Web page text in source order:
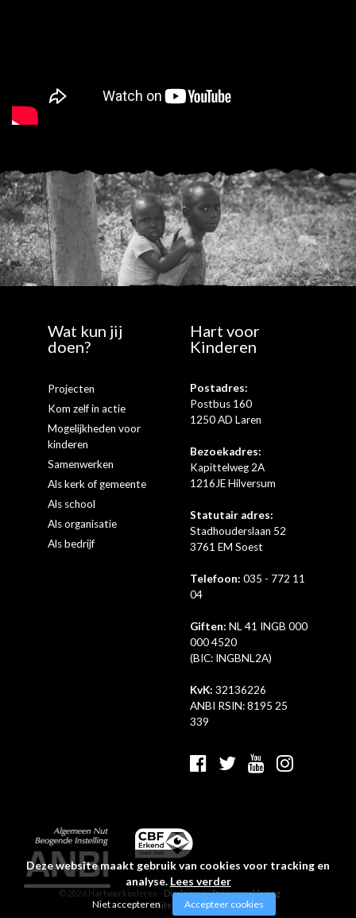
Achternaam *
Geboortedatum
Nederland
E-mailadres *
Telefoonnummer
Ja, ik blijf graag op de hoogte van jullie hulp aan kinderen
wereldwijd. Ik kan mij altijd weer afmelden.
Nee, houd mij niet op de hoogte.
Verzenden
Ga terug
Wat kun jij
doen?
Projecten
Kom zelf in actie
Mogelijkheden voor
kinderen
Samenwerken
Als kerk of gemeente
Als school
Als organisatie
Als bedrijf
Hart voor
Kinderen
Postadres:
Postbus 160
1250 AD Laren
Bezoekadres:
Kapittelweg 2A
1216JE Hilversum
Statutair adres:
Stadhouderslaan 52
3761 EM Soest
Telefoon: 035 - 772 11
04
Giften: NL 41 INGB 000
000 4520
(BIC: INGBNL2A)
KvK: 32136226
ANBI RSIN: 8195 25
339
© 2026 Hartvoorkinderen - Disclaimer/Privacyverklaring
-Sitemap
Deze website maakt gebruik van cookies voor tracking en
analyse. Lees verder
Niet accepteren Accepteer cookies